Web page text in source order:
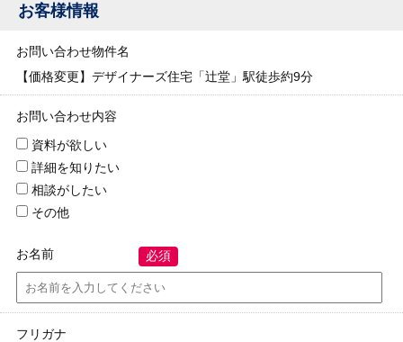
お客様情報
お問い合わせ物件名
【価格変更】デザイナーズ住宅「辻堂」駅徒歩約9分
お問い合わせ内容
資料が欲しい
詳細を知りたい
相談がしたい
その他
お名前 必須
フリガナ